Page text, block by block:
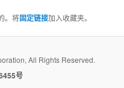
。将固定链接加入收藏夹。
All Rights Reserved.
号